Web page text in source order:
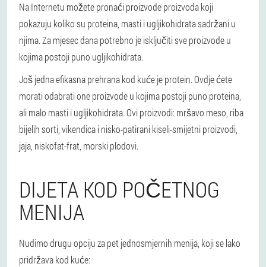
Na Internetu možete pronaći proizvode proizvoda koji
pokazuju koliko su proteina, masti i ugljikohidrata sadržani u
njima. Za mjesec dana potrebno je isključiti sve proizvode u
kojima postoji puno ugljikohidrata.
Još jedna efikasna prehrana kod kuće je protein. Ovdje ćete
morati odabrati one proizvode u kojima postoji puno proteina,
ali malo masti i ugljikohidrata. Ovi proizvodi: mršavo meso, riba
bijelih sorti, vikendica i nisko-patirani kiseli-smijetni proizvodi,
jaja, niskofat-frat, morski plodovi.
DIJETA KOD POČETNOG
MENIJA
Nudimo drugu opciju za pet jednosmjernih menija, koji se lako
pridržava kod kuće: